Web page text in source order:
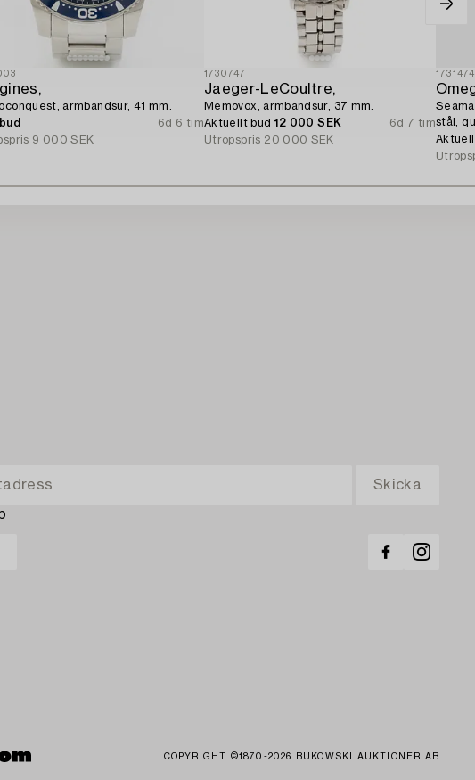
armbandsur, 41 mm.
6d 6 tim
9 000 SEK
1730747
Jaeger-LeCoultre,
Memovox, armbandsur, 37 mm.
Aktuellt bud 12 000 SEK
6d 7 tim
Utropspris 20 000 SEK
1731474
stål,
COPYRIGHT ©1870-2026 BUKOWSKI AUKTIONER AB